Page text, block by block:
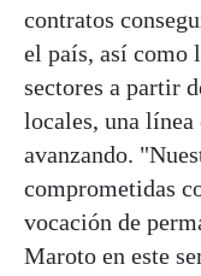
contratos
el país, así como
sectores a partir
locales, una línea
avanzando.
comprometidas
vocación de
Maroto en este